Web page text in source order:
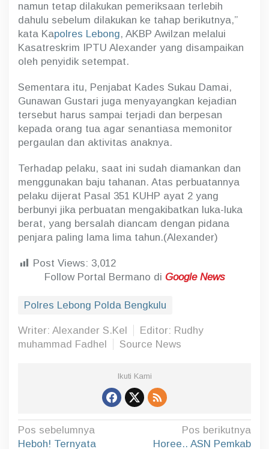
namun tetap dilakukan pemeriksaan terlebih
dahulu sebelum dilakukan ke tahap berikutnya,”
kata Kapolres Lebong, AKBP Awilzan melalui
Kasatreskrim IPTU Alexander yang disampaikan
oleh penyidik setempat.
Sementara itu, Penjabat Kades Sukau Damai,
Gunawan Gustari juga menyayangkan kejadian
tersebut harus sampai terjadi dan berpesan
kepada orang tua agar senantiasa memonitor
pergaulan dan aktivitas anaknya.
Terhadap pelaku, saat ini sudah diamankan dan
menggunakan baju tahanan. Atas perbuatannya
pelaku dijerat Pasal 351 KUHP ayat 2 yang
berbunyi jika perbuatan mengakibatkan luka-luka
berat, yang bersalah diancam dengan pidana
penjara paling lama lima tahun.(Alexander)
Post Views: 3,012
Follow Portal Bermano di Google News
Polres Lebong Polda Bengkulu
Writer: Alexander S.Kel
Editor: Rudhy
muhammad Fadhel
Source News
Ikuti Kami
N
Pos sebelumnya
Heboh! Ternyata
Pos berikutnya
Horee.. ASN Pemkab